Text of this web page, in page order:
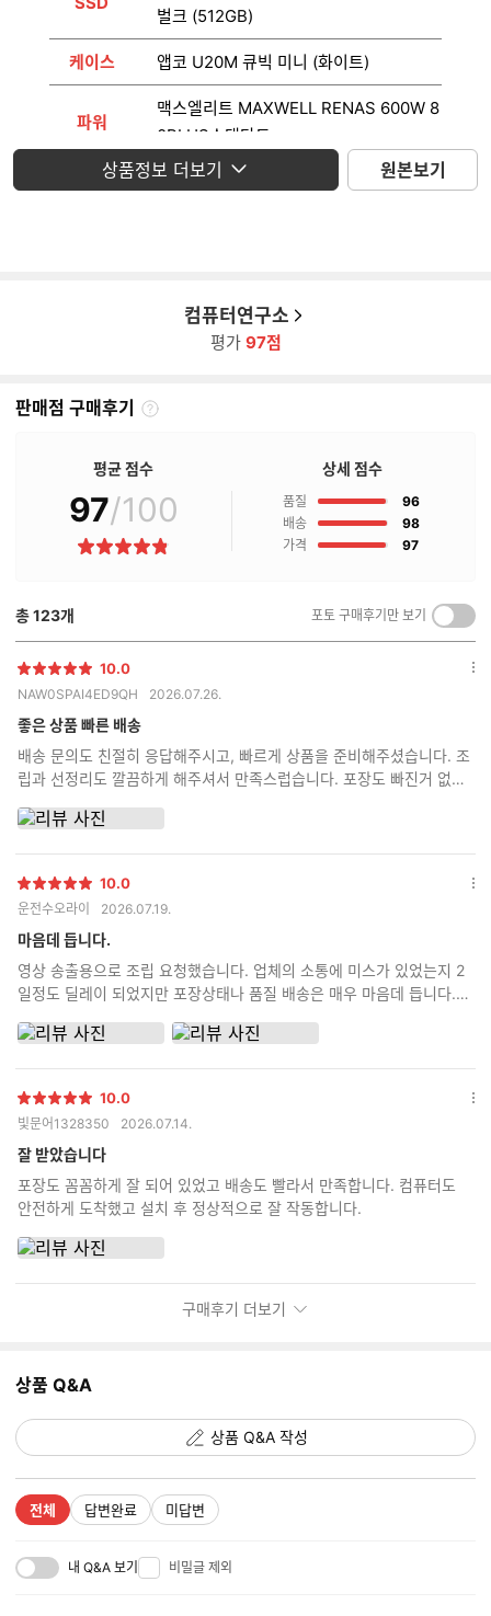
벌크 (512GB)
케이스 앱코 U20M 큐빅 미니 (화이트)
파워
맥스엘리트 MAXWELL RENAS 600W 8
0PLUS스탠다드
운영체제 미포함
상품정보 더보기 원본보기
컴퓨터연구소
평가 97점
판매점 구매후기
판
매
후
기
평균 점수
97/100
별
상세 점수
품질 96점
배송
98점
가격
97점
총123개 포토 구매후기만 보기
켜
기/
별
점
10.0
NAW0SPAI4ED9QH 2026.07.26.
좋은 상품 빠른 배송
배송 문의도 친절히 응답해주시고, 빠르게 상품을 준비해주셨습니다. 조
립과 선정리도 깔끔하게 해주셔서 만족스럽습니다. 포장도 빠진거 없이
옵
별
점
10.0
운전수오라이 2026.07.19.
마음데 듭니다.
영상 송출용으로 조립 요청했습니다. 업체의 소통에 미스가 있었는지 2
일정도 딜레이 되었지만 포장상태나 품질 배송은 매우 마음데 듭니다.
사용하겠습니다.
옵
별
점
10.0
빛문어1328350 2026.07.14.
잘 받았습니다
포장도 꼼꼼하게 잘 되어 있었고 배송도 빨라서 만족합니다. 컴퓨터도
안전하게 도착했고 설치 후 정상적으로 잘 작동합니다.
옵
구매후기 더보기
상품 Q&A
상품 Q&A 작성
전체 답변완료 미답변
내 Q&A 보기 비밀글 제외